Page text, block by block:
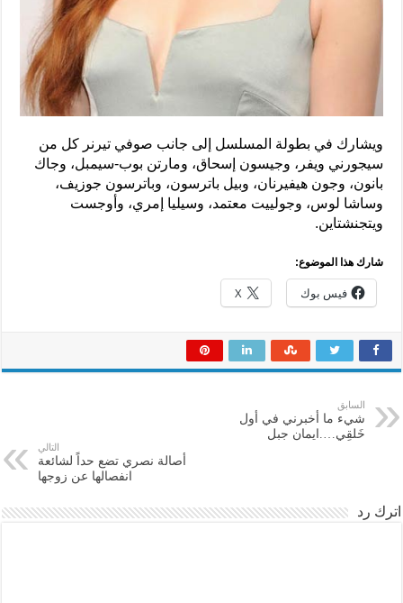
ويشارك في بطولة المسلسل إلى جانب صوفي تيرنر كل من
سيجورني ويفر، وجيسون إسحاق، ومارتن بوب-سيمبل، وجاك
بانون، وجون هيفيرنان، وبيل باترسون، وباترسون جوزيف،
وساشا لوس، وجولييت معتمد، وسيليا إمري، وأوجست
ويتجنشتاين.
شارك هذا الموضوع:
فيس بوك X
السابق
شيء ما أخبرني في أول
خَلقِي….ايمان جبل
التالي
أصالة نصري تضع حداً لشائعة
انفصالها عن زوجها
اترك رد